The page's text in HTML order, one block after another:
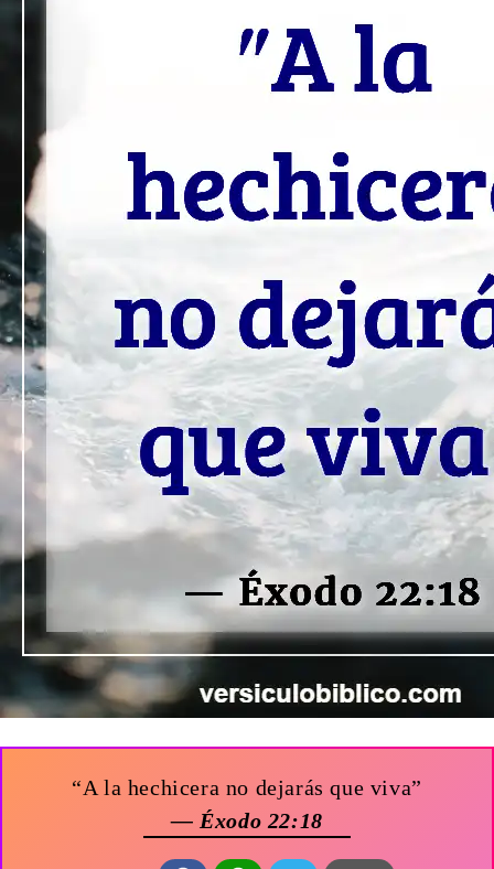
“A la hechicera no dejarás que viva”
— Éxodo 22:18